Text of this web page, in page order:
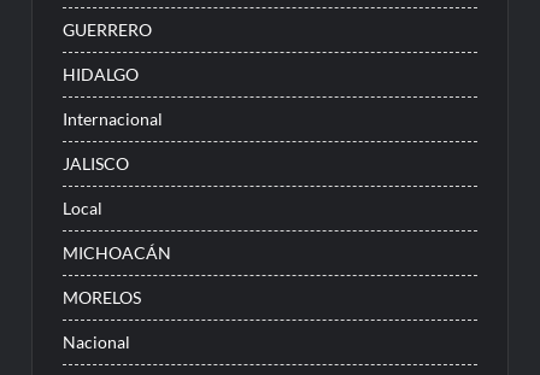
GUERRERO
HIDALGO
Internacional
JALISCO
Local
MICHOACÁN
MORELOS
Nacional